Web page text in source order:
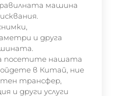
машина
и друга
посетите нашата
в Китай, ние
трансфер,
и други услуги